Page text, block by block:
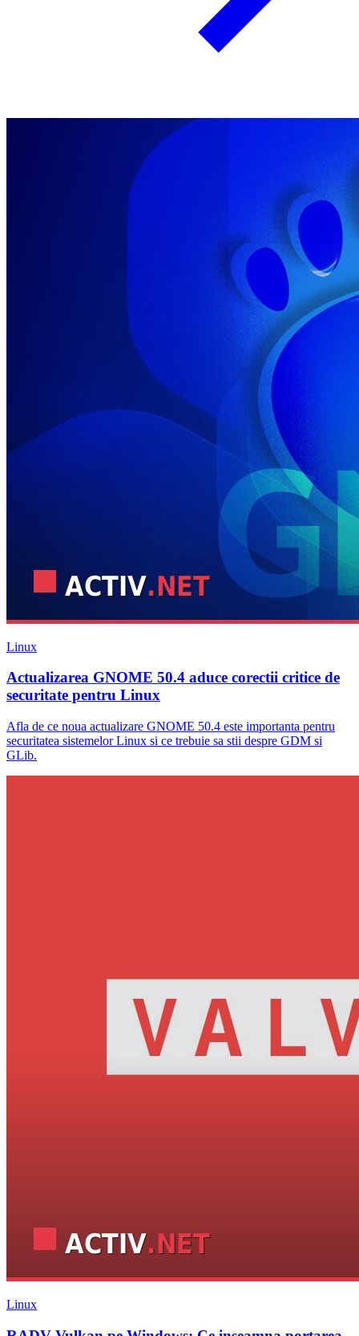
Linux
Actualizarea GNOME 50.4 aduce corectii critice de
securitate pentru Linux
Afla de ce noua actualizare GNOME 50.4 este importanta pentru
securitatea sistemelor Linux si ce trebuie sa stii despre GDM si
GLib.
Linux